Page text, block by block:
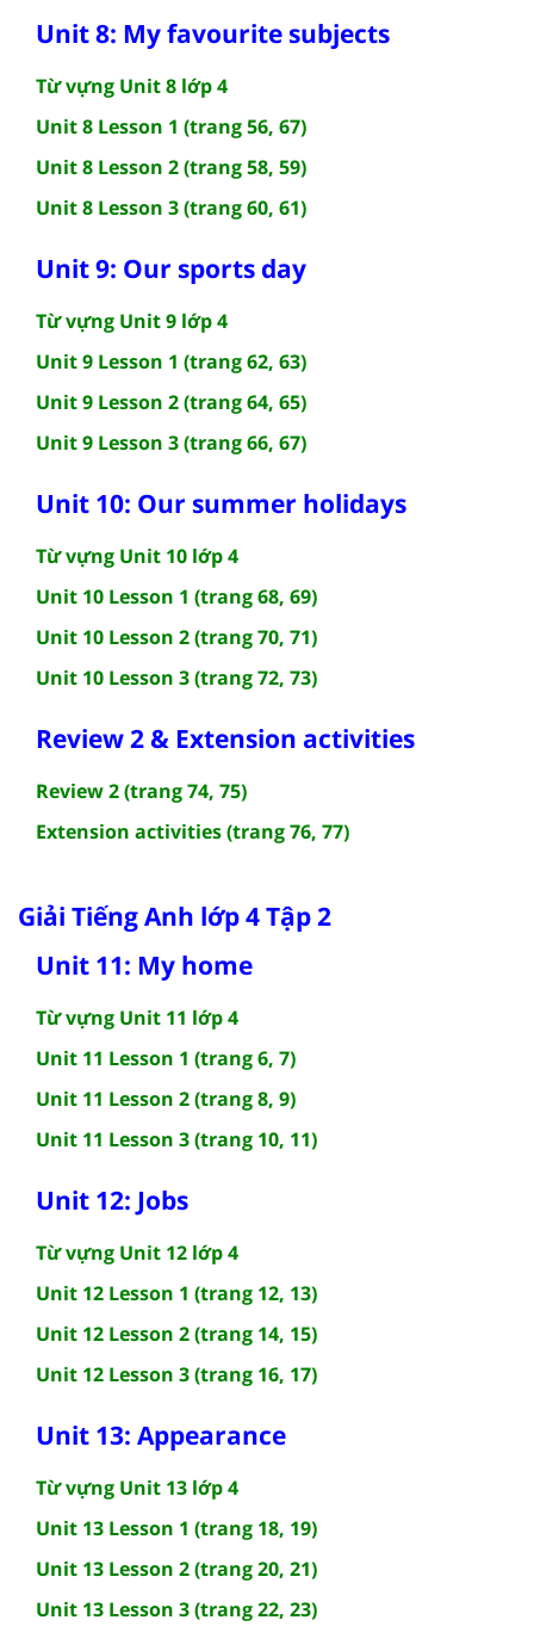
Unit 8: My favourite subjects
Từ vựng Unit 8 lớp 4
Unit 8 Lesson 1 (trang 56, 67)
Unit 8 Lesson 2 (trang 58, 59)
Unit 8 Lesson 3 (trang 60, 61)
Unit 9: Our sports day
Từ vựng Unit 9 lớp 4
Unit 9 Lesson 1 (trang 62, 63)
Unit 9 Lesson 2 (trang 64, 65)
Unit 9 Lesson 3 (trang 66, 67)
Unit 10: Our summer holidays
Từ vựng Unit 10 lớp 4
Unit 10 Lesson 1 (trang 68, 69)
Unit 10 Lesson 2 (trang 70, 71)
Unit 10 Lesson 3 (trang 72, 73)
Review 2 & Extension activities
Review 2 (trang 74, 75)
Extension activities (trang 76, 77)
Giải Tiếng Anh lớp 4 Tập 2
Unit 11: My home
Từ vựng Unit 11 lớp 4
Unit 11 Lesson 1 (trang 6, 7)
Unit 11 Lesson 2 (trang 8, 9)
Unit 11 Lesson 3 (trang 10, 11)
Unit 12: Jobs
Từ vựng Unit 12 lớp 4
Unit 12 Lesson 1 (trang 12, 13)
Unit 12 Lesson 2 (trang 14, 15)
Unit 12 Lesson 3 (trang 16, 17)
Unit 13: Appearance
Từ vựng Unit 13 lớp 4
Unit 13 Lesson 1 (trang 18, 19)
Unit 13 Lesson 2 (trang 20, 21)
Unit 13 Lesson 3 (trang 22, 23)